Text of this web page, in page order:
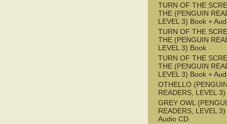
TURN OF THE
THE (PENGUIN
LEVEL 3) Book +
TURN OF THE
THE (PENGUIN
LEVEL 3) Book
TURN OF THE
THE (PENGUIN
LEVEL 3) Book +
OTHELLO
READERS, LEVEL
GREY OWL
READERS, LEVEL
Audio CD